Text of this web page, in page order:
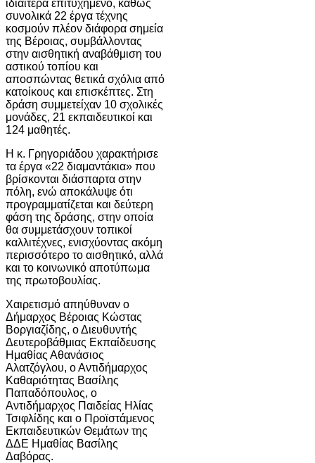
ιδιαίτερα επιτυχημένο, καθώς
συνολικά 22 έργα τέχνης
κοσμούν πλέον διάφορα σημεία
της Βέροιας, συμβάλλοντας
στην αισθητική αναβάθμιση του
αστικού τοπίου και
αποσπώντας θετικά σχόλια από
κατοίκους και επισκέπτες. Στη
δράση συμμετείχαν 10 σχολικές
μονάδες, 21 εκπαιδευτικοί και
124 μαθητές.
Η κ. Γρηγοριάδου χαρακτήρισε
τα έργα «22 διαμαντάκια» που
βρίσκονται διάσπαρτα στην
πόλη, ενώ αποκάλυψε ότι
προγραμματίζεται και δεύτερη
φάση της δράσης, στην οποία
θα συμμετάσχουν τοπικοί
καλλιτέχνες, ενισχύοντας ακόμη
περισσότερο το αισθητικό, αλλά
και το κοινωνικό αποτύπωμα
της πρωτοβουλίας.
Χαιρετισμό απηύθυναν ο
Δήμαρχος Βέροιας Κώστας
Βοργιαζίδης, ο Διευθυντής
Δευτεροβάθμιας Εκπαίδευσης
Ημαθίας Αθανάσιος
Αλατζόγλου, ο Αντιδήμαρχος
Καθαριότητας Βασίλης
Παπαδόπουλος, ο
Αντιδήμαρχος Παιδείας Ηλίας
Τσιφλίδης και ο Προϊστάμενος
Εκπαιδευτικών Θεμάτων της
ΔΔΕ Ημαθίας Βασίλης
Δαβόρας.